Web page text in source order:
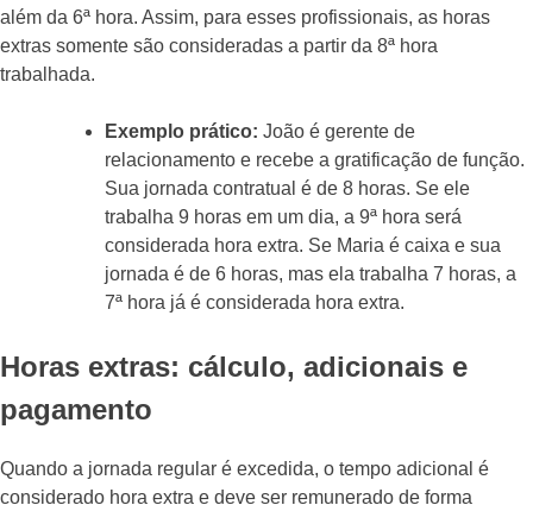
além da 6ª hora. Assim, para esses profissionais, as horas
extras somente são consideradas a partir da 8ª hora
trabalhada.
Exemplo prático: João é gerente de
relacionamento e recebe a gratificação de função.
Sua jornada contratual é de 8 horas. Se ele
trabalha 9 horas em um dia, a 9ª hora será
considerada hora extra. Se Maria é caixa e sua
jornada é de 6 horas, mas ela trabalha 7 horas, a
7ª hora já é considerada hora extra.
Horas extras: cálculo, adicionais e
pagamento
Quando a jornada regular é excedida, o tempo adicional é
considerado hora extra e deve ser remunerado de forma